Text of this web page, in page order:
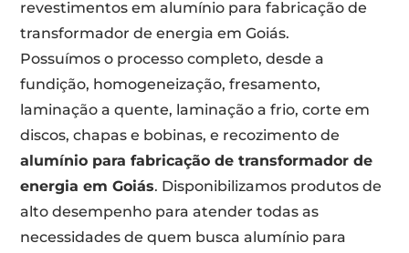
revestimentos em alumínio para fabricação de
transformador de energia em Goiás.
Possuímos o processo completo, desde a
fundição, homogeneização, fresamento,
laminação a quente, laminação a frio, corte em
discos, chapas e bobinas, e recozimento de
alumínio para fabricação de transformador de
energia em Goiás. Disponibilizamos produtos de
alto desempenho para atender todas as
necessidades de quem busca alumínio para